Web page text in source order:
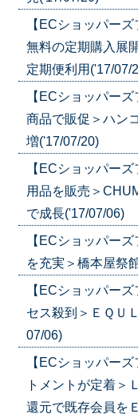
【ECショッパー
無料の定期購入展
定期便利用('17/07/
【ECショッパー
商品で販促＞ハン
増('17/07/20)
【ECショッパー
用品を販売＞
で成長('17/07/06)
【ECショッパー
を充実＞橋本屋祭
【ECショッパー
セス殺到＞ＥＱＵ
07/06)
【ECショッパー
トメントが定着＞
還元で既存会員を